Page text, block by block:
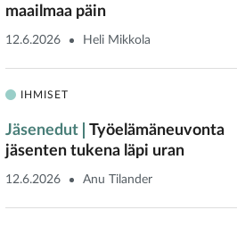
maailmaa päin
12.6.2026 Heli Mikkola
IHMISET
Jäsenedut
Työelämäneuvonta
jäsenten tukena läpi uran
12.6.2026 Anu Tilander